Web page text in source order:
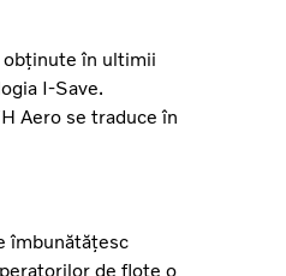
obținute în ultimii
I-Save.
Aero se traduce în
îmbunătățesc
de flote o